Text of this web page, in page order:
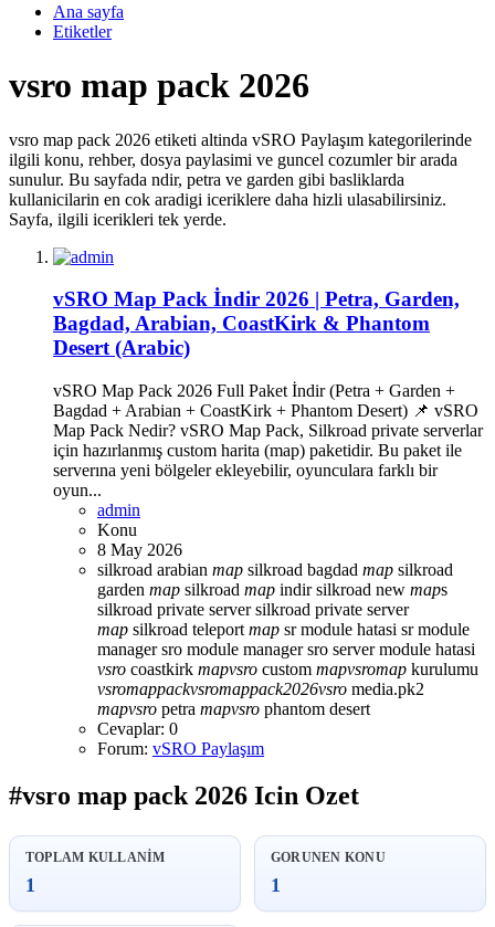
Ana sayfa
Etiketler
vsro map pack 2026
vsro map pack 2026 etiketi altinda vSRO Paylaşım kategorilerinde
ilgili konu, rehber, dosya paylasimi ve guncel cozumler bir arada
sunulur. Bu sayfada ndir, petra ve garden gibi basliklarda
kullanicilarin en cok aradigi iceriklere daha hizli ulasabilirsiniz.
Sayfa, ilgili icerikleri tek yerde.
vSRO Map Pack İndir 2026 | Petra, Garden,
Bagdad, Arabian, CoastKirk & Phantom
Desert (Arabic)
vSRO Map Pack 2026 Full Paket İndir (Petra + Garden +
Bagdad + Arabian + CoastKirk + Phantom Desert) 📌 vSRO
Map Pack Nedir? vSRO Map Pack, Silkroad private serverlar
için hazırlanmış custom harita (map) paketidir. Bu paket ile
serverına yeni bölgeler ekleyebilir, oyunculara farklı bir
oyun...
admin
Konu
8 May 2026
silkroad arabian map silkroad bagdad map silkroad
garden map silkroad map indirsilkroad new maps
silkroad private serversilkroad private server
map silkroad teleport map sr module hatasi sr module
managersro module managersro server module hatasi
vsro coastkirk mapvsro custom mapvsromap kurulumu
vsromappackvsromappack2026vsro media.pk2
mapvsro petra mapvsro phantom desert
Cevaplar: 0
Forum: vSRO Paylaşım
#vsro map pack 2026 Icin Ozet
TOPLAM KULLANIM
1
GORUNEN KONU
1